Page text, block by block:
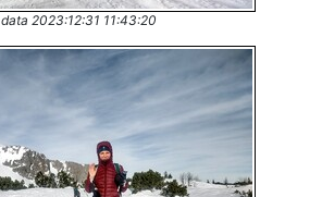
data 2023:12:31 11:43:20